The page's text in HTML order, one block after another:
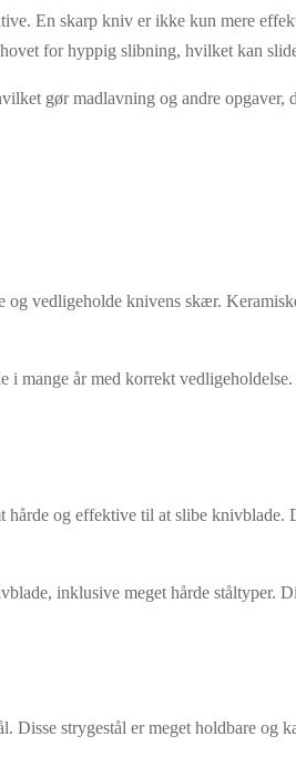
En skarp kniv er ikke kun mere
for hyppig slibning, hvilket kan
gør madlavning og andre
vedligeholde knivens skær.
mange år med korrekt
og effektive til at slibe
inklusive meget hårde ståltyper.
Disse strygestål er meget holdbare